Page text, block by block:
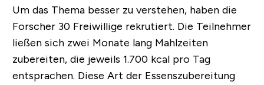
Um das Thema besser zu verstehen, haben die
Forscher 30 Freiwillige rekrutiert. Die Teilnehmer
ließen sich zwei Monate lang Mahlzeiten
zubereiten, die jeweils 1.700 kcal pro Tag
entsprachen. Diese Art der Essenszubereitung